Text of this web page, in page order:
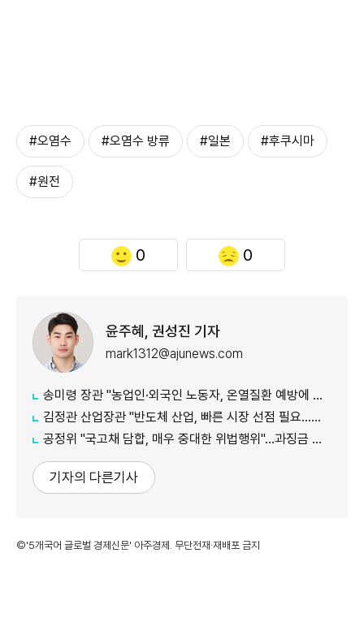
#오염수 #오염수 방류 #일본 #후쿠시마
#원전
0 0
윤주혜, 권성진 기자
mark1312@ajunews.com
송미령 장관 "농업인·외국인 노동자, 온열질환 예방에 가용자원 총동원"
김정관 산업장관 "반도체 산업, 빠른 시장 선점 필요…주52시간제 손봐야"
공정위 "국고채 담합, 매우 중대한 위법행위"...과징금 최대 15조원 전망
기자의 다른기사
©'5개국어 글로벌 경제신문' 아주경제. 무단전재·재배포 금지